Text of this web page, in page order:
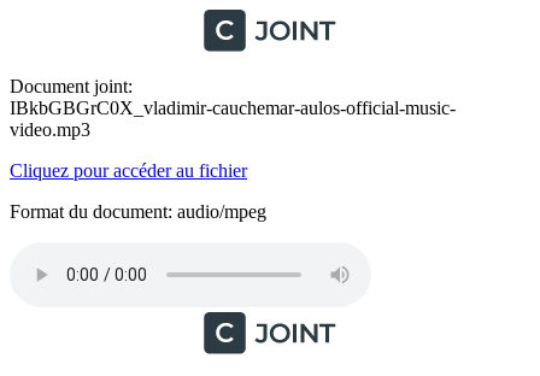
Document joint:
IBkbGBGrC0X_vladimir-cauchemar-aulos-official-music-
video.mp3
Cliquez pour accéder au fichier
Format du document: audio/mpeg